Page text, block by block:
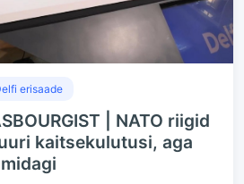
erisaade
| NATO riigid
kaitsekulutusi, aga